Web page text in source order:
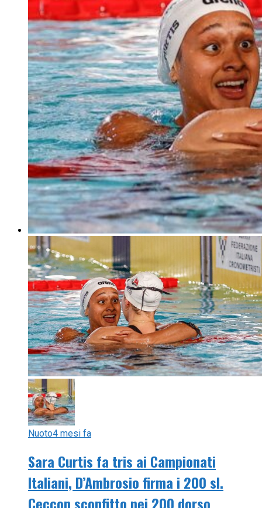
Nuoto4 mesi fa
Sara Curtis fa tris ai Campionati
Italiani, D’Ambrosio firma i 200 sl.
Ceccon sconfitto nei 200 dorso